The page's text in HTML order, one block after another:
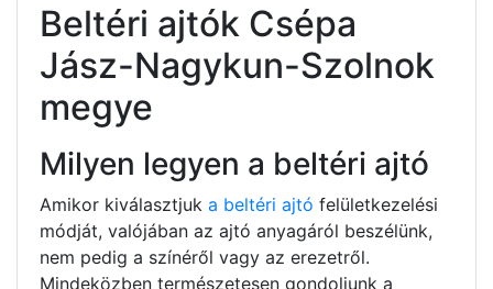
Beltéri ajtók Csépa
Jász-Nagykun-Szolnok
megye
Milyen legyen a beltéri ajtó
Amikor kiválasztjuk a beltéri ajtó felületkezelési
módját, valójában az ajtó anyagáról beszélünk,
nem pedig a színéről vagy az erezetről.
Mindeközben természetesen gondoljunk a